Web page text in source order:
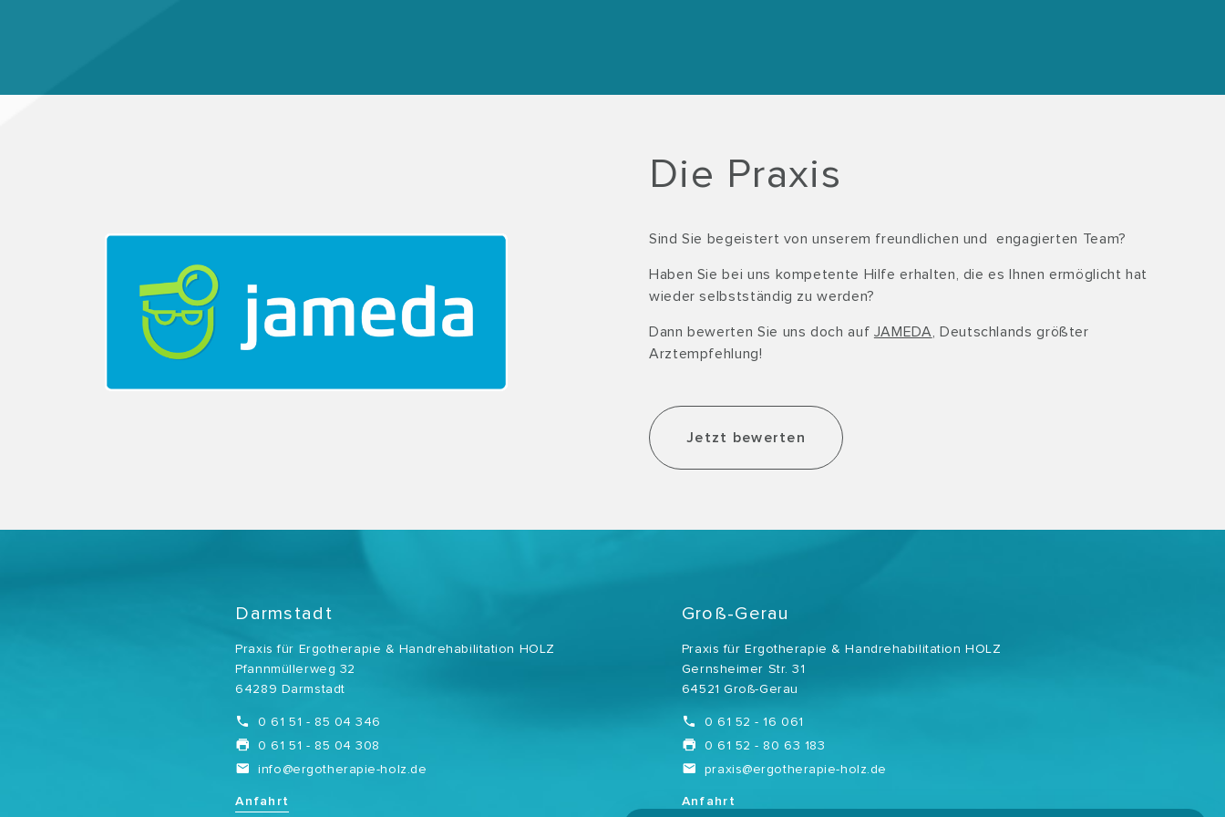
Die Praxis
Sind Sie begeistert von unserem freundlichen und engagierten Team?
Haben Sie bei uns kompetente Hilfe erhalten, die es Ihnen ermöglicht hat
wieder selbstständig zu werden?
Dann bewerten Sie uns doch auf JAMEDA
, Deutschlands größter
Arztempfehlung!
Jetzt bewerten
Darmstadt
Praxis für Ergotherapie & Handrehabilitation HOLZ
Pfannmüllerweg 32
64289 Darmstadt
0 61 51 - 85 04 346
0 61 51 - 85 04 308
info@ergotherapie-holz.de
Anfahrt
Groß-Gerau
Praxis für Ergotherapie & Handrehabilitation HOLZ
Gernsheimer Str. 31
64521 Groß-Gerau
0 61 52 - 16 061
0 61 52 - 80 63 183
praxis@ergotherapie-holz.de
Anfahrt